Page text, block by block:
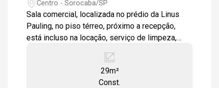
Centro - Sorocaba/SP
Sala comercial, localizada no prédio da Linus
Pauling, no piso térreo, próximo a recepção,
está incluso na locação, serviço de limpeza,
Estamos à disposição para te atender. Gostaria
de saber mais informações ou agendar uma
29m²
Const.